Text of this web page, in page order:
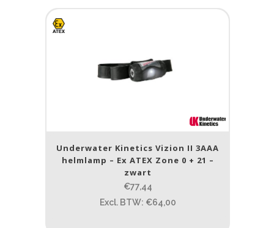
Underwater Kinetics Vizion II 3AAA
helmlamp – Ex ATEX Zone 0 + 21 –
zwart
€77,44
Excl. BTW: €64,00